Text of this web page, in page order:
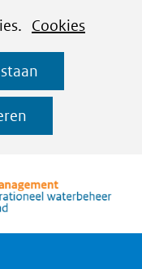
Cookies